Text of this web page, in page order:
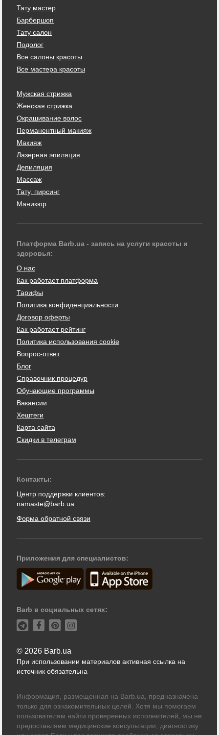
Тату мастер
Барбершоп
Тату салон
Подолог
Все салоны красоты
Все мастера красоты
Мужская стрижка
Женская стрижка
Окрашивание волос
Перманентный макияж
Макияж
Лазерная эпиляция
Депиляция
Массаж
Тату, пирсинг
Маникюр
Платформа Barb.ua - запись на услуги красоты и
здоровья:
О нас
Как работает платформа
Тарифы
Политика конфиденциальности
Договор оферты
Как работает рейтинг
Политика использования cookie
Вопрос-ответ
Блог
Справочник процедур
Обучающие программы
Вакансии
Хештеги
Карта сайта
Скидки в телеграм
Контакты:
Центр поддержки клиентов:
namaste@barb.ua
Форма обратной связи
Приложения для специалистов:
Barb в социальных сетях:
© 2026 Barb.ua
При использовании материалов активная ссылка на
источник обязательна
Информация, размещенная на Barb.ua, предназначена
только для ознакомительных целей. Хотя мы помогаем
пользователям найти проверенных исполнителей, мы не
предоставляем медицинские консультации, диагностику